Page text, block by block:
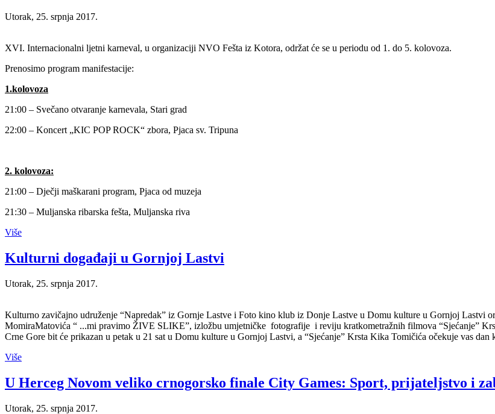
Utorak, 25. srpnja 2017.
XVI. Internacionalni ljetni karneval, u organizaciji NVO Fešta iz Kotora, održat će se u periodu od 1. do 5. kolovoza.
Prenosimo program manifestacije:
1.kolovoza
21:00 – Svečano otvaranje karnevala, Stari grad
22:00 – Koncert „KIC POP ROCK“ zbora, Pjaca sv. Tripuna
2. kolovoza:
21:00 – Dječji maškarani program, Pjaca od muzeja
21:30 – Muljanska ribarska fešta, Muljanska riva
Više
Kulturni događaji u Gornjoj Lastvi
Utorak, 25. srpnja 2017.
Kulturno zavičajno udruženje “Napredak” iz Gornje Lastve i Foto kino klub iz Donje Lastve u Domu kulture u Gornjoj Lastvi
MomiraMatovića “ ...mi pravimo ŽIVE SLIKE”, izložbu umjetničke fotografije i reviju kratkometražnih filmova “Sjećanje”
Crne Gore bit će prikazan u petak u 21 sat u Domu kulture u Gornjoj Lastvi, a “Sjećanje” Krsta Kika Tomičića očekuje vas dan
Više
U Herceg Novom veliko crnogorsko finale City Games: Sport, prijateljstvo i
Utorak, 25. srpnja 2017.